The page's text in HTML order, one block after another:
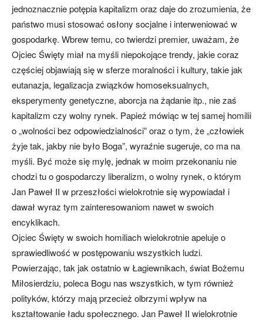
jednoznacznie potępia kapitalizm oraz daje do zrozumienia, że
państwo musi stosować osłony socjalne i interweniować w
gospodarkę. Wbrew temu, co twierdzi premier, uważam, że
Ojciec Święty miał na myśli niepokojące trendy, jakie coraz
częściej objawiają się w sferze moralności i kultury, takie jak
eutanazja, legalizacja związków homoseksualnych,
eksperymenty genetyczne, aborcja na żądanie itp., nie zaś
kapitalizm czy wolny rynek. Papież mówiąc w tej samej homilii
o „wolności bez odpowiedzialności” oraz o tym, że „człowiek
żyje tak, jakby nie było Boga”, wyraźnie sugeruje, co ma na
myśli. Być może się mylę, jednak w moim przekonaniu nie
chodzi tu o gospodarczy liberalizm, o wolny rynek, o którym
Jan Paweł II w przeszłości wielokrotnie się wypowiadał i
dawał wyraz tym zainteresowaniom nawet w swoich
encyklikach.
Ojciec Święty w swoich homiliach wielokrotnie apeluje o
sprawiedliwość w postępowaniu wszystkich ludzi.
Powierzając, tak jak ostatnio w Łagiewnikach, świat Bożemu
Miłosierdziu, poleca Bogu nas wszystkich, w tym również
polityków, którzy mają przecież olbrzymi wpływ na
kształtowanie ładu społecznego. Jan Paweł II wielokrotnie